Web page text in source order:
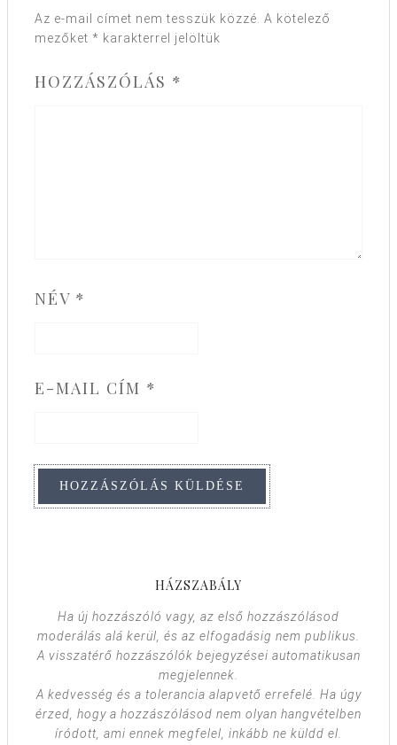
Az e-mail címet nem tesszük közzé. A kötelező
mezőket * karakterrel jelöltük
HOZZÁSZÓLÁS *
NÉV *
E-MAIL CÍM *
HÁZSZABÁLY
Ha új hozzászóló vagy, az első hozzászólásod
moderálás alá kerül, és az elfogadásig nem publikus.
A visszatérő hozzászólók bejegyzései automatikusan
megjelennek.
A kedvesség és a tolerancia alapvető errefelé. Ha úgy
érzed, hogy a hozzászólásod nem olyan hangvételben
íródott, ami ennek megfelel, inkább ne küldd el.